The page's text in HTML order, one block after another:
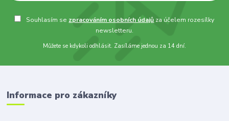
Souhlasím se zpracováním osobních údajů za účelem rozesílky
newsletteru.
Můžete se kdykoli odhlásit. Zasíláme jednou za 14 dní.
Informace pro zákazníky